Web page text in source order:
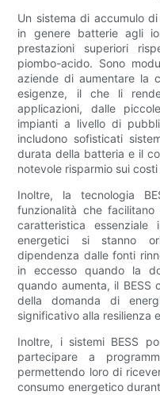
Un sistema di accumulo
in genere batterie agli
prestazioni superiori
piombo-acido. Sono
aziende di aumentare la
esigenze, il che li
applicazioni, dalle
impianti a livello di
includono sofisticati
durata della batteria e il
notevole risparmio sui
Inoltre, la tecnologia
funzionalità che
caratteristica
energetici si stanno
dipendenza dalle fonti
in eccesso quando la
quando aumenta, il
della domanda di
significativo alla resilienza
Inoltre, i sistemi BESS
partecipare a
permettendo loro di
consumo energetico